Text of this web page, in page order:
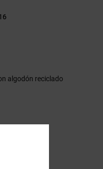
algodón reciclado